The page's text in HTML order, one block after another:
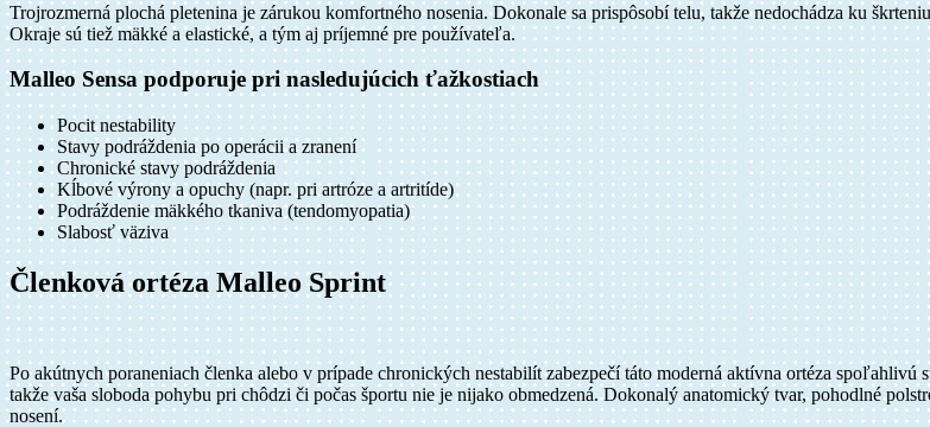
Trojrozmerná plochá pletenina je zárukou komfortného nosenia. Dokonale sa prispôsobí telu, takže nedochádza ku
Okraje sú tiež mäkké a elastické, a tým aj príjemné pre používateľa.
Malleo Sensa podporuje pri nasledujúcich ťažkostiach
Pocit nestability
Stavy podráždenia po operácii a zranení
Chronické stavy podráždenia
Kĺbové výrony a opuchy (napr. pri artróze a artritíde)
Podráždenie mäkkého tkaniva (tendomyopatia)
Slabosť väziva
Členková ortéza Malleo Sprint
Po akútnych poraneniach členka alebo v prípade chronických nestabilít zabezpečí táto moderná aktívna ortéza
takže vaša sloboda pohybu pri chôdzi či počas športu nie je nijako obmedzená. Dokonalý anatomický tvar, pohodlné
nosení.